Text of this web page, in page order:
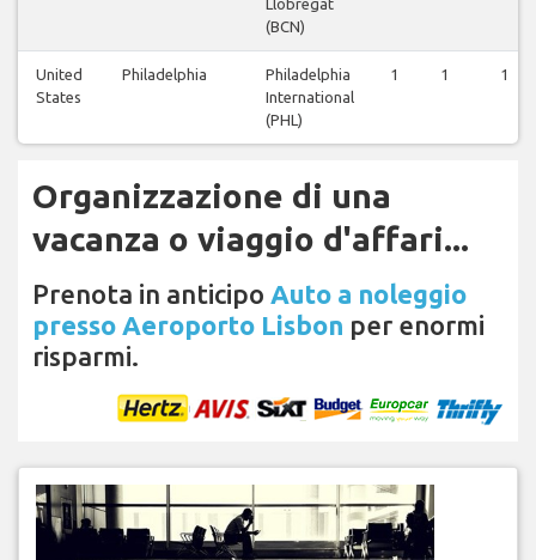
(BCN)
United
States
Philadelphia
Philadelphia
International
(PHL)
1 1 1
Organizzazione di una
vacanza o viaggio d'affari...
Prenota in anticipo Auto a noleggio
presso Aeroporto Lisbon per enormi
risparmi.